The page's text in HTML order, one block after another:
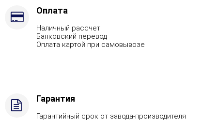
Газ,
дрова
Комплектация
Оплата
Наличный рассчет
Банковский перевод
Оплата картой при самовывозе
Гарантия
Гарантийный срок от завода-производителя